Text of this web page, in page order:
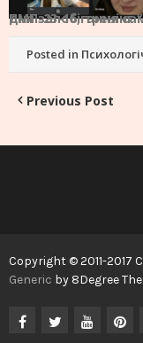
ПМП-23-16, тренінг “Життя прекрасне” до
Posted in
Post
Previous Post
Copyright © 2011-2017
Generic by 8Degree